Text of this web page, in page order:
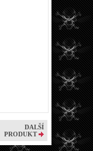
DALŠÍ
PRODUKT